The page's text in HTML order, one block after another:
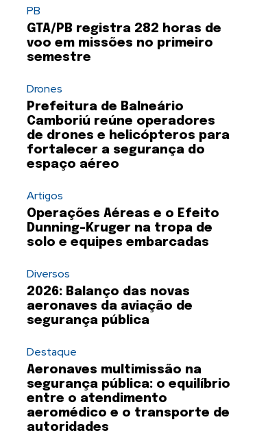
PB
GTA/PB registra 282 horas de
voo em missões no primeiro
semestre
Drones
Prefeitura de Balneário
Camboriú reúne operadores
de drones e helicópteros para
fortalecer a segurança do
espaço aéreo
Artigos
Operações Aéreas e o Efeito
Dunning-Kruger na tropa de
solo e equipes embarcadas
Diversos
2026: Balanço das novas
aeronaves da aviação de
segurança pública
Destaque
Aeronaves multimissão na
segurança pública: o equilíbrio
entre o atendimento
aeromédico e o transporte de
autoridades